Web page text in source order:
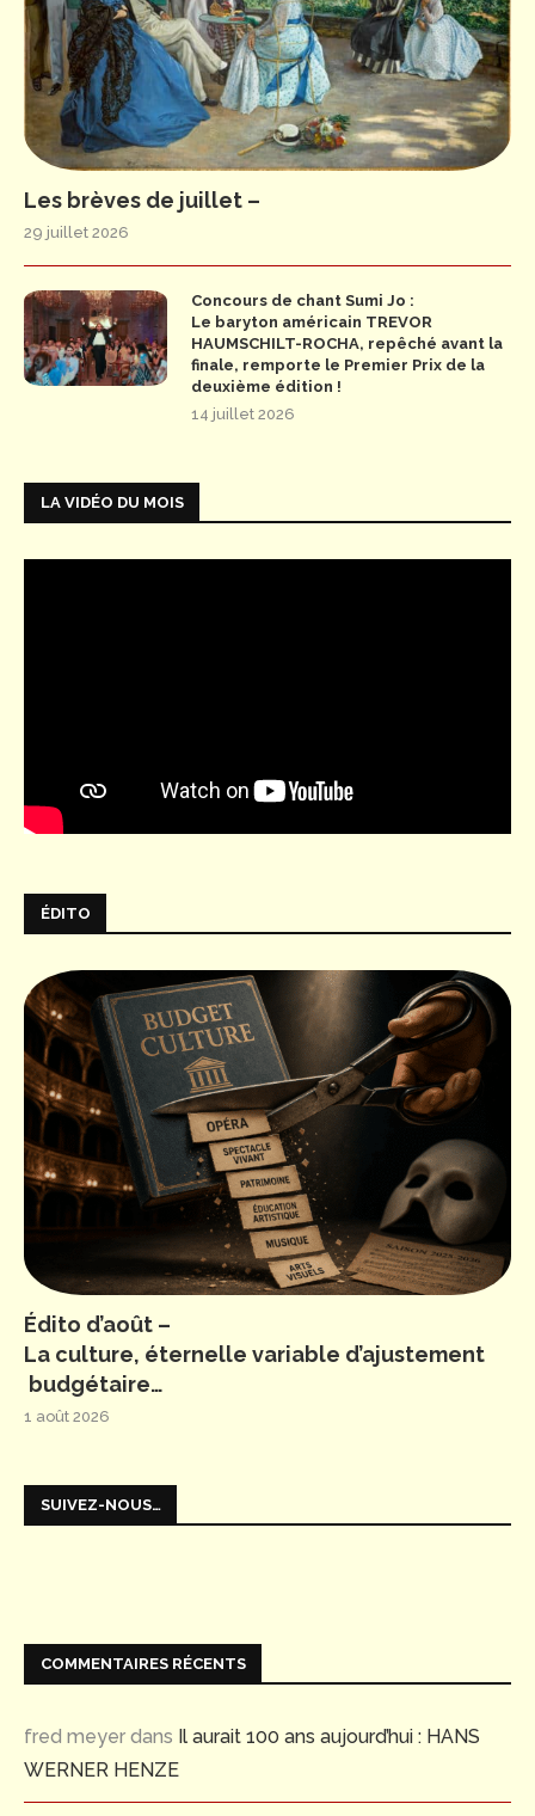
Les brèves de juillet –
29 juillet 2026
Concours de chant Sumi Jo :
Le baryton américain TREVOR
HAUMSCHILT-ROCHA, repêché avant la
finale, remporte le Premier Prix de la
deuxième édition !
14 juillet 2026
LA VIDÉO DU MOIS
ÉDITO
Édito d’août –
La culture, éternelle variable d’ajustement
budgétaire…
1 août 2026
SUIVEZ-NOUS…
COMMENTAIRES RÉCENTS
fred meyer dans Il aurait 100 ans aujourd’hui : HANS
WERNER HENZE